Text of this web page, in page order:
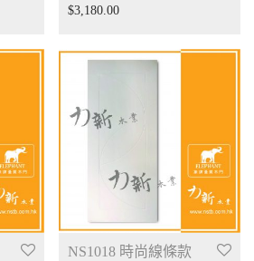
$3,180.00
NS1018 時尚線條款